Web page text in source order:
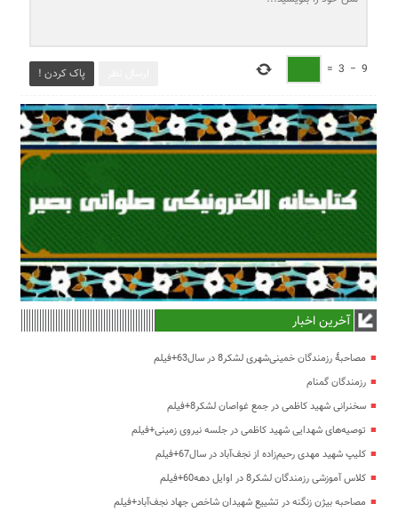
پاک کردن ! 9
−
3
=
آخرین اخبار
مصاحبۀ رزمندگان خمینی‌شهری لشکر8 در سال63+فیلم
رزمندگان گمنام
سخنرانی شهید کاظمی در جمع غواصان لشکر8+فیلم
توصیه‌های شهدایی شهید کاظمی در جلسه نیروی زمینی+فیلم
کلیپ شهید مهدی رحیم‌زاده از نجف‌آباد در سال67+فیلم
کلاس آموزشی رزمندگان لشکر8 در اوایل دهه60+فیلم
مصاحبه بیژن زنگنه در تشییع شهیدان شاخص جهاد نجف‌آباد+فیلم